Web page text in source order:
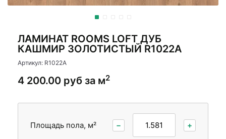
ЛАМИНАТ ROOMS LOFT ДУБ
КАШМИР ЗОЛОТИСТЫЙ R1022A
Артикул: R1022A
4 200.00 руб за м2
Площадь пола, м² − +
Стеновые панели